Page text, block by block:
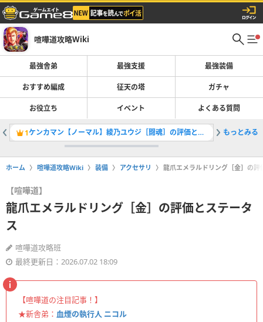
喧嘩道攻略Wiki
最強舎弟 最強支援 最強装備
おすすめ編成 征天の塔 ガチャ
お役立ち イベント よくある質問
1 ケンカマン【ノーマル】綾乃ユウジ［闘魂］の評価とステータス 2
もっとみる
ホーム 喧嘩道攻略Wiki 装備 アクセサリ 龍爪エメラルドリング［金］の評
【喧嘩道】
龍爪エメラルドリング［金］の評価とステータ
ス
喧嘩道攻略班
最終更新日：2026.07.02 18:09
【喧嘩道の注目記事！】
★新舎弟： 血煙の執行人 ニコル